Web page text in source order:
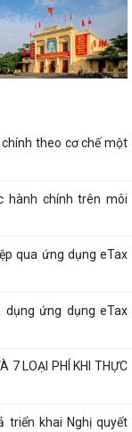
theo cơ chế một
hành chính trên môi
qua ứng dụng eTax
dụng ứng dụng eTax
7 LOẠI PHÍ KHI THỰC
triển khai Nghị quyết